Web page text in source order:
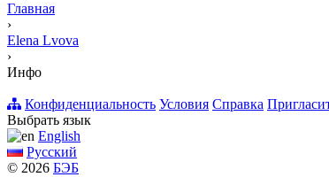
Главная
›
Elena Lvova
›
Инфо
Конфиденциальность Условия Справка
Выбрать язык
English
Русский
© 2026 БЭБ